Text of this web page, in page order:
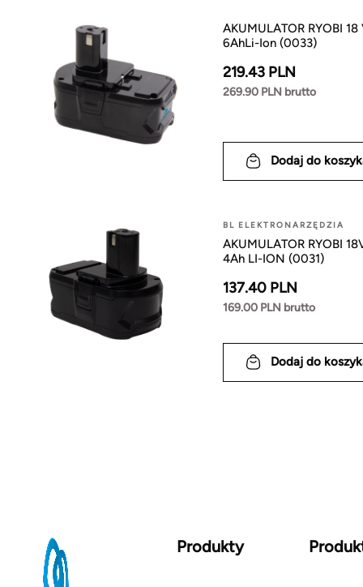
AKUMULATOR RYOBI 18
6AhLi-Ion (0033)
219.43 PLN
269.90 PLN brutto
Dodaj do
BL ELEKTRONARZĘDZIA
AKUMULATOR RYOBI
4Ah LI-ION (0031)
137.40 PLN
169.00 PLN brutto
Dodaj do
Produkty